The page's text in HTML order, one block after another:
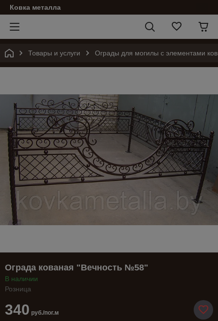
Ковка металла
Товары и услуги Ограды для могилы с элементами
Ограда кованая "Вечность №58"
В наличии
Розница
340 руб./пог.м